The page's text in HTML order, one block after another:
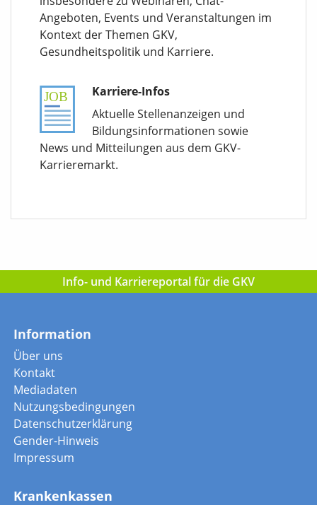
Angeboten, Events und Veranstaltungen im
Kontext der Themen GKV,
Gesundheitspolitik und Karriere.
Karriere-Infos
Aktuelle Stellenanzeigen und
Bildungsinformationen sowie
News und Mitteilungen aus dem GKV-
Karrieremarkt.
Info- und Karriereportal für die GKV
Information
Über uns
Kontakt
Mediadaten
Nutzungsbedingungen
Datenschutzerklärung
Gender-Hinweis
Impressum
Krankenkassen